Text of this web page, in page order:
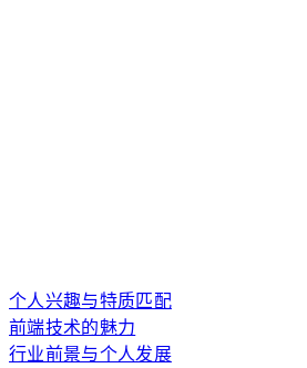
个人兴趣与特质匹配
前端技术的魅力
行业前景与个人发展